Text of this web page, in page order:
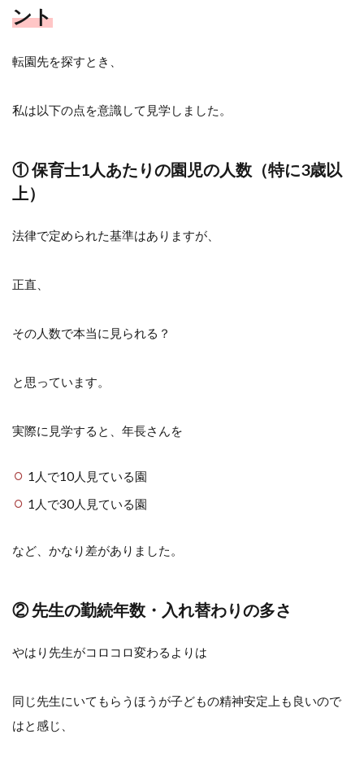
ント
転園先を探すとき、
私は以下の点を意識して見学しました。
① 保育士1人あたりの園児の人数（特に3歳以
上）
法律で定められた基準はありますが、
正直、
その人数で本当に見られる？
と思っています。
実際に見学すると、年長さんを
1人で10人見ている園
1人で30人見ている園
など、かなり差がありました。
② 先生の勤続年数・入れ替わりの多さ
やはり先生がコロコロ変わるよりは
同じ先生にいてもらうほうが子どもの精神安定上も良いので
はと感じ、